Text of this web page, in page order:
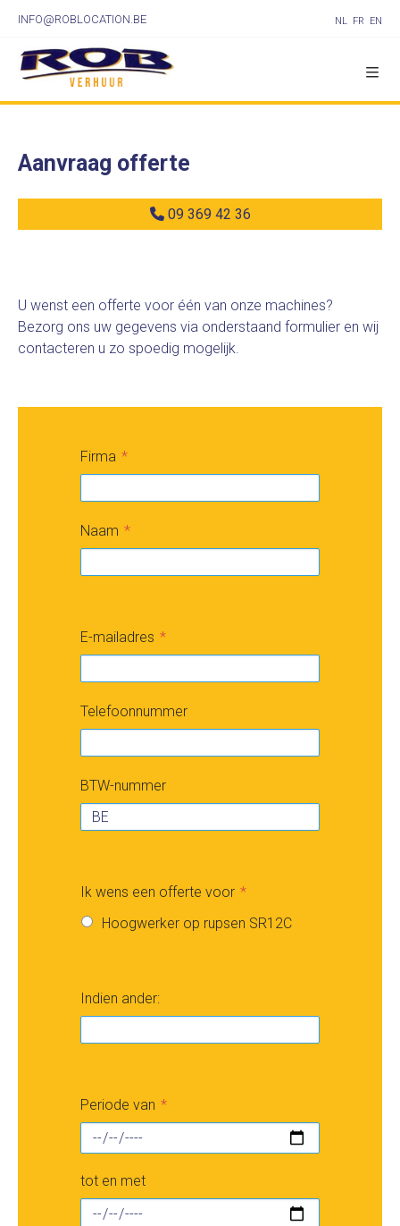
INFO@ROBLOCATION.BE NL FR EN
Aanvraag offerte
09 369 42 36
U wenst een offerte voor één van onze machines?
Bezorg ons uw gegevens via onderstaand formulier en wij
contacteren u zo spoedig mogelijk.
Firma
Naam
E-mailadres
Telefoonnummer
BTW-nummer
Ik wens een offerte voor
Hoogwerker op rupsen SR12C
Indien ander:
Periode van
tot en met